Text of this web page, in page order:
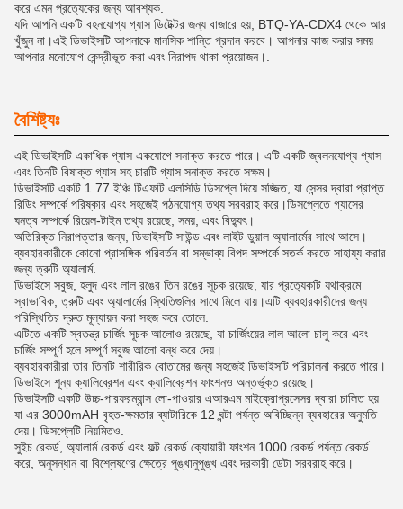
করে এমন প্রত্যেকের জন্য আবশ্যক.
যদি আপনি একটি বহনযোগ্য গ্যাস ডিটেক্টর জন্য বাজারে হয়, BTQ-YA-CDX4 থেকে আর
খুঁজুন না।এই ডিভাইসটি আপনাকে মানসিক শান্তি প্রদান করবে। আপনার কাজ করার সময়
আপনার মনোযোগ কেন্দ্রীভূত করা এবং নিরাপদ থাকা প্রয়োজন।.
বৈশিষ্ট্যঃ
এই ডিভাইসটি একাধিক গ্যাস একযোগে সনাক্ত করতে পারে। এটি একটি জ্বলনযোগ্য গ্যাস
এবং তিনটি বিষাক্ত গ্যাস সহ চারটি গ্যাস সনাক্ত করতে সক্ষম।
ডিভাইসটি একটি 1.77 ইঞ্চি টিএফটি এলসিডি ডিসপ্লে দিয়ে সজ্জিত, যা সেন্সর দ্বারা প্রাপ্ত
রিডিং সম্পর্কে পরিষ্কার এবং সহজেই পঠনযোগ্য তথ্য সরবরাহ করে।ডিসপ্লেতে গ্যাসের
ঘনত্ব সম্পর্কে রিয়েল-টাইম তথ্য রয়েছে, সময়, এবং বিদ্যুৎ।
অতিরিক্ত নিরাপত্তার জন্য, ডিভাইসটি সাউন্ড এবং লাইট ডুয়াল অ্যালার্মের সাথে আসে।
ব্যবহারকারীকে কোনো প্রাসঙ্গিক পরিবর্তন বা সম্ভাব্য বিপদ সম্পর্কে সতর্ক করতে সাহায্য করার
জন্য ত্রুটি অ্যালার্ম.
ডিভাইসে সবুজ, হলুদ এবং লাল রঙের তিন রঙের সূচক রয়েছে, যার প্রত্যেকটি যথাক্রমে
স্বাভাবিক, ত্রুটি এবং অ্যালার্মের স্থিতিগুলির সাথে মিলে যায়।এটি ব্যবহারকারীদের জন্য
পরিস্থিতির দ্রুত মূল্যায়ন করা সহজ করে তোলে.
এটিতে একটি স্বতন্ত্র চার্জিং সূচক আলোও রয়েছে, যা চার্জিংয়ের লাল আলো চালু করে এবং
চার্জিং সম্পূর্ণ হলে সম্পূর্ণ সবুজ আলো বন্ধ করে দেয়।
ব্যবহারকারীরা তার তিনটি শারীরিক বোতামের জন্য সহজেই ডিভাইসটি পরিচালনা করতে পারে।
ডিভাইসে শূন্য ক্যালিব্রেশন এবং ক্যালিব্রেশন ফাংশনও অন্তর্ভুক্ত রয়েছে।
ডিভাইসটি একটি উচ্চ-পারফরম্যান্স লো-পাওয়ার এআরএম মাইক্রোপ্রসেসর দ্বারা চালিত হয়
যা এর 3000mAH বৃহত-ক্ষমতার ব্যাটারিকে 12 ঘন্টা পর্যন্ত অবিচ্ছিন্ন ব্যবহারের অনুমতি
দেয়। ডিসপ্লেটি নিয়মিতও.
সুইচ রেকর্ড, অ্যালার্ম রেকর্ড এবং ফল্ট রেকর্ড ক্যোয়ারী ফাংশন 1000 রেকর্ড পর্যন্ত রেকর্ড
করে, অনুসন্ধান বা বিশ্লেষণের ক্ষেত্রে পুঙ্খানুপুঙ্খ এবং দরকারী ডেটা সরবরাহ করে।